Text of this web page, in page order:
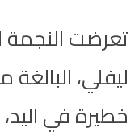
تعرضت النجمة
خطيرة في